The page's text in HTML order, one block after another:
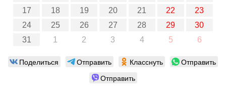
17
18 19 20 21 22
23
24
25 26 27 28 29
30
31
1 2 3 4 5 6
Поделиться Отправить Класснуть
Отправить
Отправить